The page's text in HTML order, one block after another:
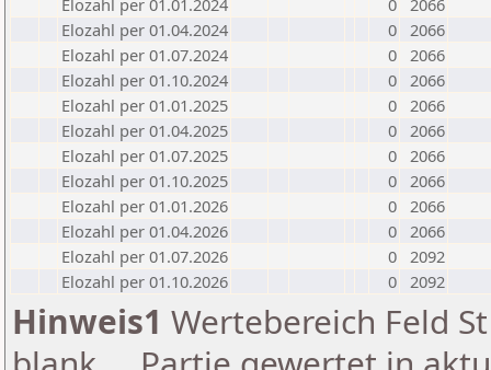
Elozahl per 01.01.2024
0 2066
Elozahl per 01.04.2024
0 2066
Elozahl per 01.07.2024
0 2066
Elozahl per 01.10.2024
0 2066
Elozahl per 01.01.2025
0 2066
Elozahl per 01.04.2025
0 2066
Elozahl per 01.07.2025
0 2066
Elozahl per 01.10.2025
0 2066
Elozahl per 01.01.2026
0 2066
Elozahl per 01.04.2026
0 2066
Elozahl per 01.07.2026
0 2092
Elozahl per 01.10.2026
0 2092
Hinweis1 Wertebereich Feld